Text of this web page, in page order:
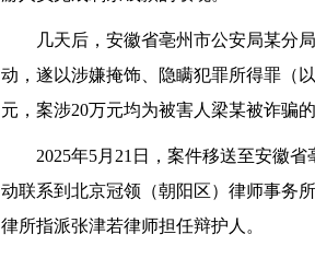
几天后，安徽省亳州市公安局某分
动，遂以涉嫌掩饰、隐瞒犯罪所得罪（
元，案涉20万元均为被害人梁某被诈骗的
2025年5月21日，案件移送至安徽
动联系到北京冠领（朝阳区）律师事务
律所指派张津若律师担任辩护人。